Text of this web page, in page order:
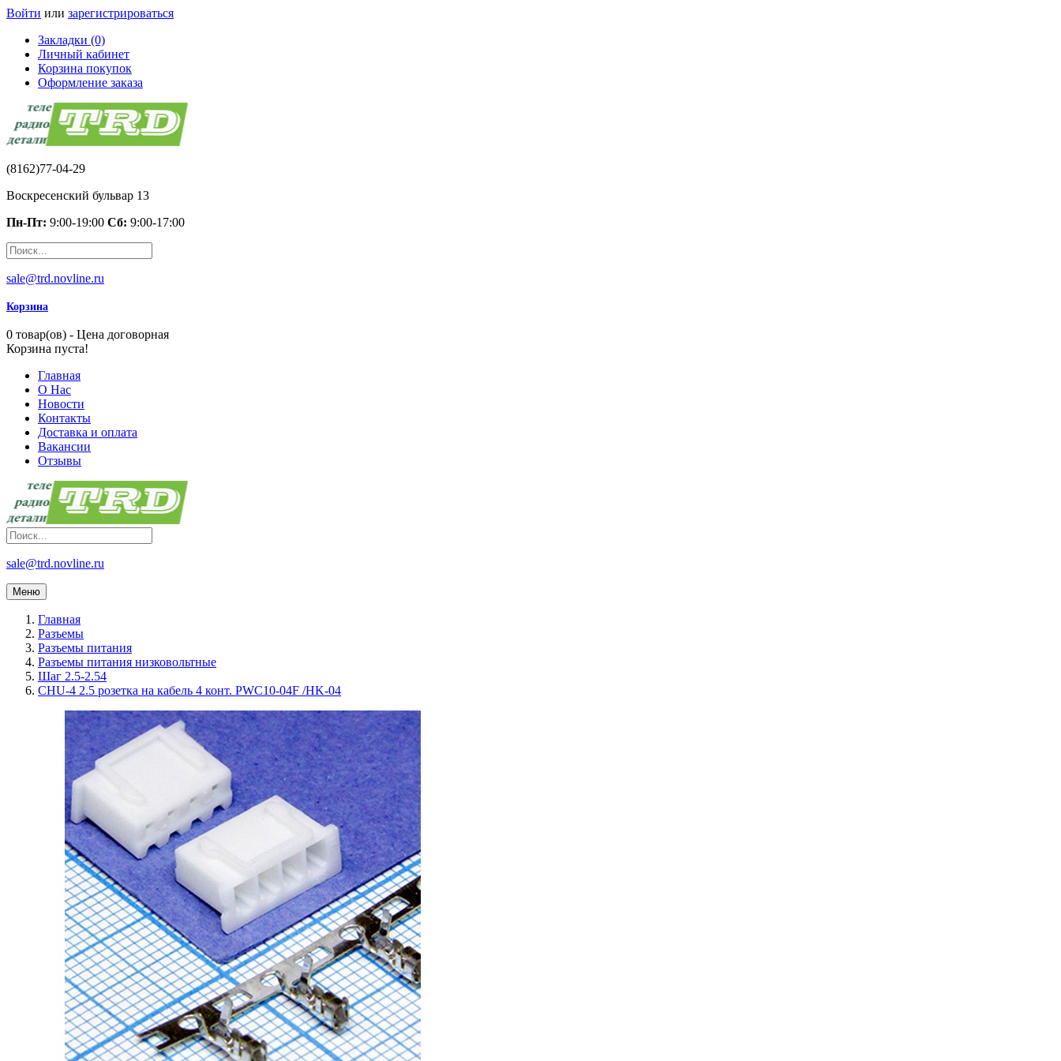
Войти или зарегистрироваться
Закладки (0)
Личный кабинет
Корзина покупок
Оформление заказа
(8162)77-04-29
Воскресенский бульвар 13
Пн-Пт: 9:00-19:00 Сб: 9:00-17:00
sale@trd.novline.ru
Корзина
0 товар(ов) - Цена договорная
Корзина пуста!
Главная
О Нас
Новости
Контакты
Доставка и оплата
Вакансии
Отзывы
sale@trd.novline.ru
Меню
Главная
Разъемы
Разъемы питания
Разъемы питания низковольтные
Шаг 2.5-2.54
CHU-4 2.5 розетка на кабель 4 конт. PWC10-04F /HK-04